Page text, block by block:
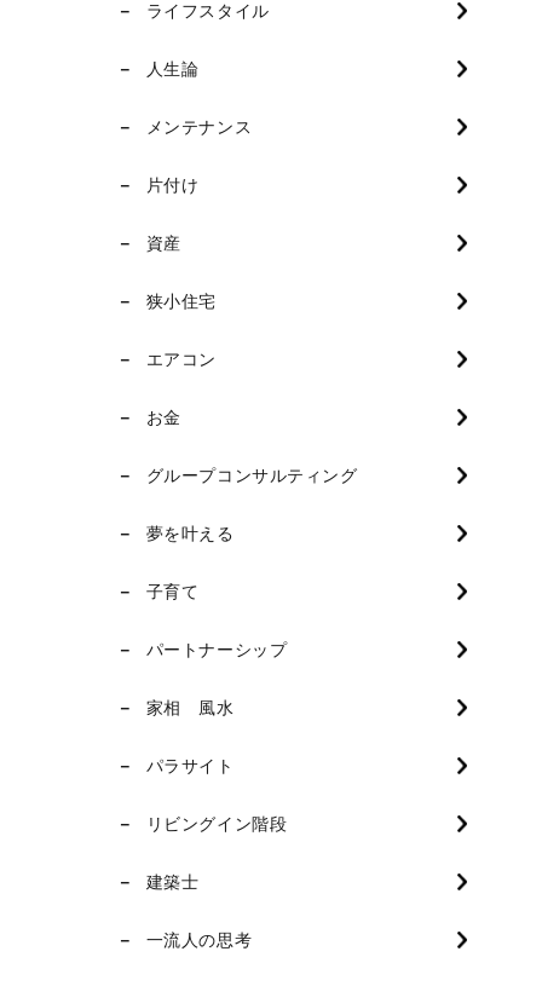
ライフスタイル
人生論
メンテナンス
片付け
資産
狭小住宅
エアコン
お金
グループコンサルティング
夢を叶える
子育て
パートナーシップ
家相 風水
パラサイト
リビングイン階段
建築士
一流人の思考